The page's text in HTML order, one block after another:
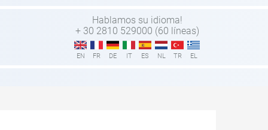
Hablamos su idioma!
+ 30 2810 529000 (60 líneas)
EN FR DE IT ES NL TR EL